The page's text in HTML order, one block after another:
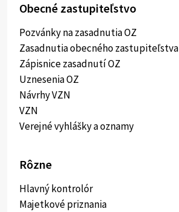
Obecné zastupiteľstvo
Pozvánky na zasadnutia OZ
Zasadnutia obecného zastupiteľstva
Zápisnice zasadnutí OZ
Uznesenia OZ
Návrhy VZN
VZN
Verejné vyhlášky a oznamy
Rôzne
Hlavný kontrolór
Majetkové priznania